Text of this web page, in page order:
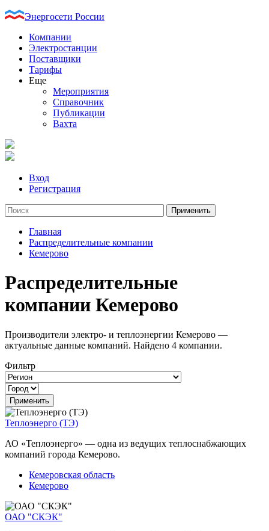
Энергосети России
Компании
Электростанции
Поставщики
Тарифы
Еще
Мероприятия
Справочник
Публикации
Вахта
Вход
Регистрация
Главная
Распределительные компании
Кемерово
Распределительные
компании Кемерово
Производители электро- и теплоэнергии Кемерово —
актуальные данные компаний. Найдено 4 компании.
Фильтр
Теплоэнерго (ТЭ)
АО «Теплоэнерго» — одна из ведущих теплоснабжающих
компаний города Кемерово.
Кемеровская область
Кемерово
ОАО "СКЭК"